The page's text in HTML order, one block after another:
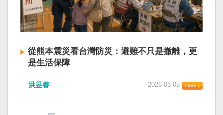
從熊本震災看台灣防災：避難不只是撤離，更
是生活保障
洪昱睿 2026-08-05